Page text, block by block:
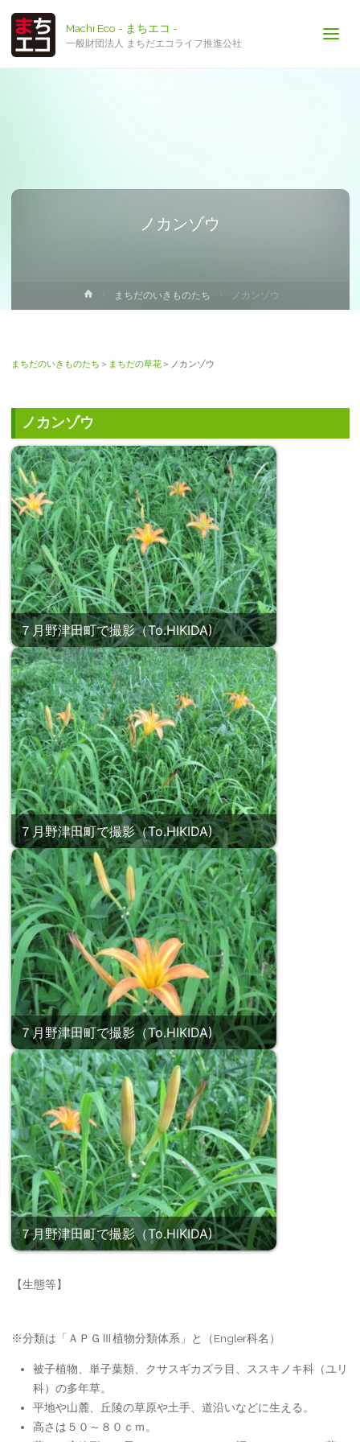
Machi Eco - まちエコ -
一般財団法人 まちだエコライフ推進公社
ノカンゾウ
ー
まちだのいきものたち ノカンゾウ
まちだのいきものたち ＞ まちだの草花＞ノカンゾウ
ノカンゾウ
７月野津田町で撮影（To.HIKIDA)
７月野津田町で撮影（To.HIKIDA)
７月野津田町で撮影（To.HIKIDA)
７月野津田町で撮影（To.HIKIDA)
【生態等】
※分類は「ＡＰＧⅢ植物分類体系」と（Engler科名）
被子植物、単子葉類、クサスギカズラ目、ススキノキ科（ユリ
科）の多年草。
平地や山麓、丘陵の草原や土手、道沿いなどに生える。
高さは５０～８０ｃｍ。